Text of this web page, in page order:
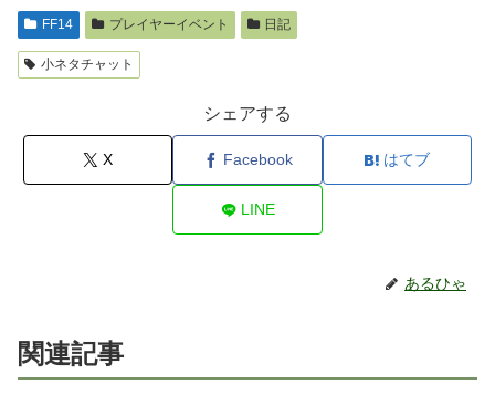
FF14 プレイヤーイベント 日記
小ネタチャット
シェアする
X Facebook はてブ
LINE
あるひゃ
関連記事